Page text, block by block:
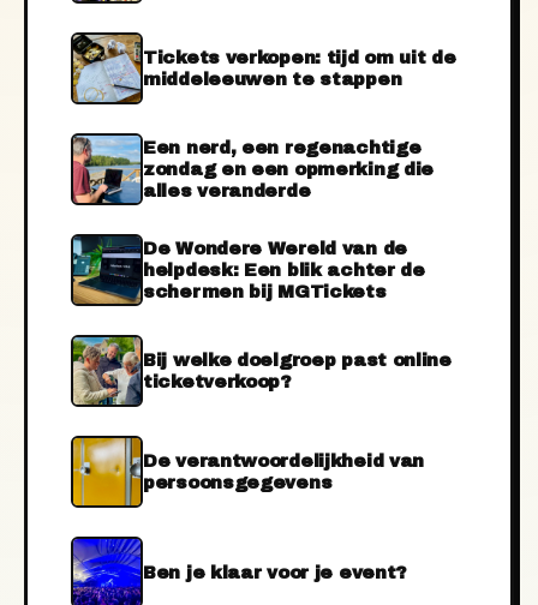
Tickets verkopen: tijd om uit de
middeleeuwen te stappen
Een nerd, een regenachtige
zondag en een opmerking die
alles veranderde
De Wondere Wereld van de
helpdesk: Een blik achter de
schermen bij MGTickets
Bij welke doelgroep past online
ticketverkoop?
De verantwoordelijkheid van
persoonsgegevens
Ben je klaar voor je event?